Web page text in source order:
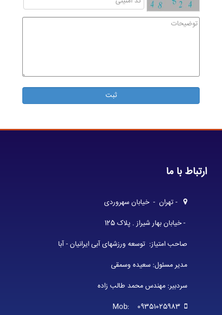
ارتباط با ما
- تهران - خیابان سهروردی
- خیابان بهار شیراز . پلاک 125
صاحب امتیاز: توسعه ورزشهای آبی ایرانیان - آبا
مدیر مسئول: سعیده وسمقی
سردبیر: مهندس محمد طالب زاده